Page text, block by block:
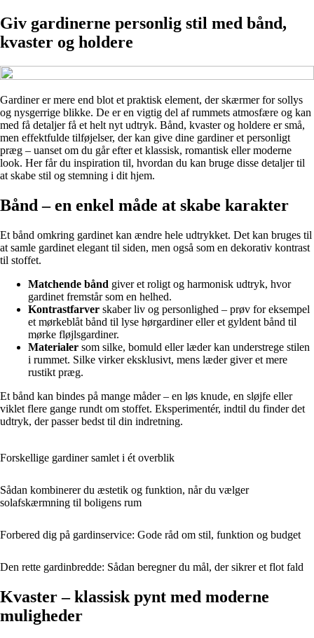
Giv gardinerne personlig stil med bånd,
kvaster og holdere
Gardiner er mere end blot et praktisk element, der skærmer for sollys
og nysgerrige blikke. De er en vigtig del af rummets atmosfære og kan
med få detaljer få et helt nyt udtryk. Bånd, kvaster og holdere er små,
men effektfulde tilføjelser, der kan give dine gardiner et personligt
præg – uanset om du går efter et klassisk, romantisk eller moderne
look. Her får du inspiration til, hvordan du kan bruge disse detaljer til
at skabe stil og stemning i dit hjem.
Bånd – en enkel måde at skabe karakter
Et bånd omkring gardinet kan ændre hele udtrykket. Det kan bruges til
at samle gardinet elegant til siden, men også som en dekorativ kontrast
til stoffet.
Matchende bånd giver et roligt og harmonisk udtryk, hvor
gardinet fremstår som en helhed.
Kontrastfarver skaber liv og personlighed – prøv for eksempel
et mørkeblåt bånd til lyse hørgardiner eller et gyldent bånd til
mørke fløjlsgardiner.
Materialer som silke, bomuld eller læder kan understrege stilen
i rummet. Silke virker eksklusivt, mens læder giver et mere
rustikt præg.
Et bånd kan bindes på mange måder – en løs knude, en sløjfe eller
viklet flere gange rundt om stoffet. Eksperimentér, indtil du finder det
udtryk, der passer bedst til din indretning.
Forskellige gardiner samlet i ét overblik
Sådan kombinerer du æstetik og funktion, når du vælger
solafskærmning til boligens rum
Forbered dig på gardinservice: Gode råd om stil, funktion og budget
Den rette gardinbredde: Sådan beregner du mål, der sikrer et flot fald
Kvaster – klassisk pynt med moderne
muligheder